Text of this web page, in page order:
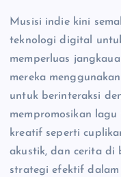
Musisi indie kini
teknologi digital
memperluas
mereka
untuk berinteraksi
mempromosikan
kreatif seperti
akustik, dan cerita di
strategi efektif dalam